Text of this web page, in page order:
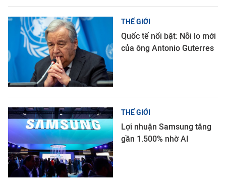
THẾ GIỚI
Quốc tế nổi bật: Nỗi lo mới
của ông Antonio Guterres
THẾ GIỚI
Lợi nhuận Samsung tăng
gần 1.500% nhờ AI